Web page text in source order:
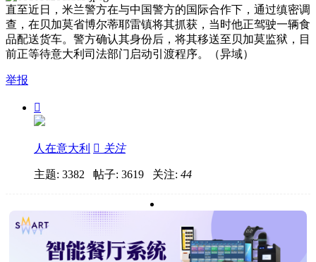
直至近日，米兰警方在与中国警方的国际合作下，通过缜密调
查，在贝加莫省博尔蒂耶雷镇将其抓获，当时他正驾驶一辆食
品配送货车。警方确认其身份后，将其移送至贝加莫监狱，目
前正等待意大利司法部门启动引渡程序。（异域）
举报

人在意大利  关注
主题: 3382 帖子: 3619 关注: 44